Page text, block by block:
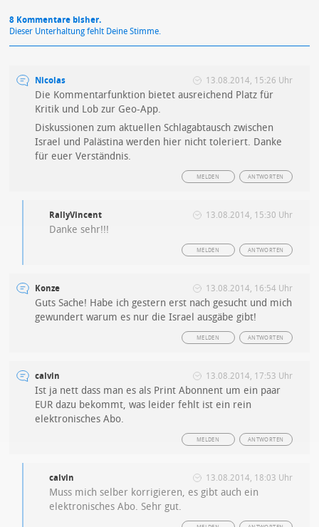
8 Kommentare bisher.
Dieser Unterhaltung fehlt Deine Stimme.
Nicolas 13.08.2014, 15:26 Uhr
Die Kommentarfunktion bietet ausreichend Platz für
Kritik und Lob zur Geo-App.
Diskussionen zum aktuellen Schlagabtausch zwischen
Israel und Palästina werden hier nicht toleriert. Danke
für euer Verständnis.
ANTWORTEN
MELDEN
RallyVincent 13.08.2014, 15:30 Uhr
Danke sehr!!!
ANTWORTEN
MELDEN
Konze 13.08.2014, 16:54 Uhr
Guts Sache! Habe ich gestern erst nach gesucht und mich
gewundert warum es nur die Israel ausgäbe gibt!
ANTWORTEN
MELDEN
calvin 13.08.2014, 17:53 Uhr
Ist ja nett dass man es als Print Abonnent um ein paar
EUR dazu bekommt, was leider fehlt ist ein rein
elektronisches Abo.
ANTWORTEN
MELDEN
calvin 13.08.2014, 18:03 Uhr
Muss mich selber korrigieren, es gibt auch ein
elektronisches Abo. Sehr gut.